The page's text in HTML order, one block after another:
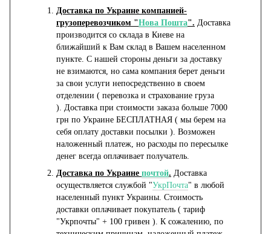
Доставка по Украине компанией-
грузоперевозчиком "Нова Пошта". Доставка
производится со склада в Киеве на
ближайший к Вам склад в Вашем населенном
пункте. С нашей стороны деньги за доставку
не взимаются, но сама компания берет деньги
за свои услуги непосредственно в своем
отделении ( перевозка и страхование груза
). Доставка при стоимости заказа больше 7000
грн по Украине БЕСПЛАТНАЯ ( мы берем на
себя оплату доставки посылки ). Возможен
наложенный платеж, но расходы по пересылке
денег всегда оплачивает получатель.
Доставка по Украине почтой. Доставка
осуществляется службой "УкрПочта" в любой
населенный пункт Украины. Стоимость
доставки оплачивает покупатель ( тариф
"Укрпочты" + 100 гривен ). К сожалению, по